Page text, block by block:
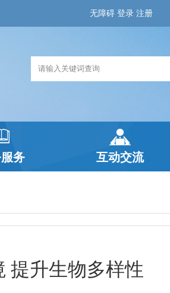
无障碍 登录 注册
务 互动交流
提升生物多样性